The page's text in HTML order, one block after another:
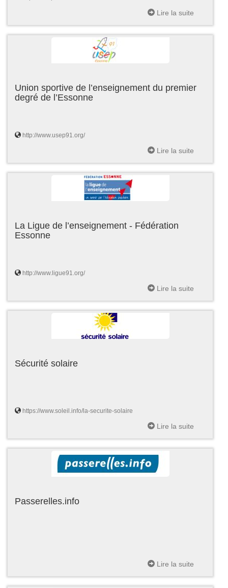
Lire la suite
Union sportive de l’enseignement du premier
degré de l’Essonne
http://www.usep91.org/
Lire la suite
La Ligue de l’enseignement - Fédération
Essonne
http://www.ligue91.org/
Lire la suite
Sécurité solaire
https://www.soleil.info/la-securite-solaire
Lire la suite
Passerelles.info
Lire la suite